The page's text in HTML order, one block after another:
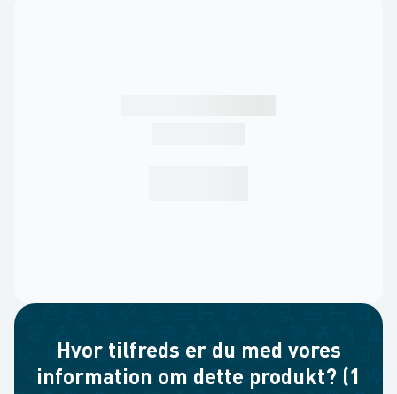
Hvor tilfreds er du med vores
information om dette produkt? (1